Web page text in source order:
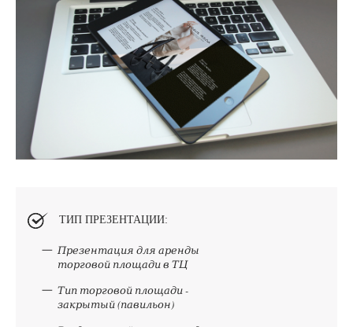
ТИП ПРЕЗЕНТАЦИИ:
Презентация для аренды
торговой площади в ТЦ
Тип торговой площади -
закрытый (павильон)